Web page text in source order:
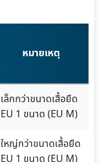
หมายเหตุ
เล็กกว่าขนาดเสื้อยืด
EU 1 ขนาด (EU M)
ใหญ่กว่าขนาดเสื้อยืด
EU 1 ขนาด (EU M)